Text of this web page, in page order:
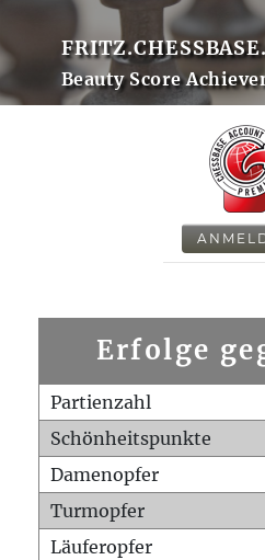
Beauty Score
Erfolge
Partienzahl
Schönheitspunkte
Damenopfer
Turmopfer
Läuferopfer